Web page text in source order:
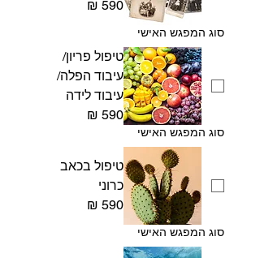
סוג המפגש האישי
טיפול פריון/
עיבוד הפלה/
עיבוד לידה
סוג המפגש האישי
טיפול בכאב
כרוני
סוג המפגש האישי